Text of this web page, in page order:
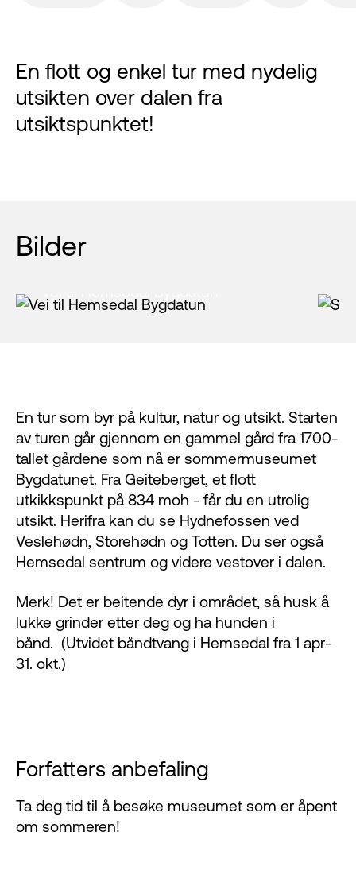
En flott og enkel tur med nydelig
utsikten over dalen fra
utsiktspunktet!
Bilder
En tur som byr på kultur, natur og utsikt. Starten
av turen går gjennom en gammel gård fra 1700-
tallet gårdene som nå er sommermuseumet
Bygdatunet. Fra Geiteberget, et flott
utkikkspunkt på 834 moh - får du en utrolig
utsikt. Herifra kan du se Hydnefossen ved
Veslehødn, Storehødn og Totten. Du ser også
Hemsedal sentrum og videre vestover i dalen.
Merk! Det er beitende dyr i området, så husk å
lukke grinder etter deg og ha hunden i
bånd. (Utvidet båndtvang i Hemsedal fra 1 apr-
31. okt.)
Forfatters anbefaling
Ta deg tid til å besøke museumet som er åpent
om sommeren!